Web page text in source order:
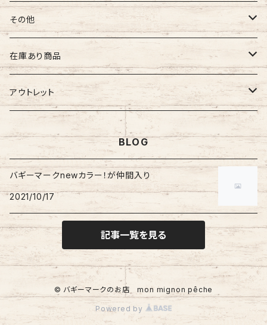
両面マークいり
オリジナル
両面バギーマーク
オリジナル
バギーマークプチ ストラップ
オリジナル
くるくるぷち
バギーマークミニ
バギーマークプチ
吸盤バギーマーク
バギーマークナノ
オリジナル
ネズミ
にゃん
オリジナル
バギーマーク
バギーマークプチ
バギーマークミニ
バギーマークナノ
吸盤バギーマーク
ステッカー
車用バキーマーク
バギーマークくるくるプチ
イニシャルチャーム
Mサイズ
XXLサイズ
オプションリボン
Sサイズ
XXLサイズ
Mサイズ
おしりナップケース 横型
バギーマーク
バギーマークレギュラーサイズ
バギーマークミニ
バギーマークプチ
吸盤付きバギーマーク
おしりナップケース
縦型ストラップ
その他
バギーポケット
ビックバギーポケット
吸盤バギーマーク
バギーマークプチ
バギーマークレギュラー
ブーツ
Sサイズ
その他
ネームホルダー
nanoまる
在庫あり商品
バギーマーク
レギュラーサイズ
ティッシュケース
リメイク品
ブーツ
バギーマークミニ
アウトレット
BLOG
バギーマークnewカラー！が仲間入り
2021/10/17
記事一覧を見る
© バギーマークのお店 mon mignon pêche
Powered by